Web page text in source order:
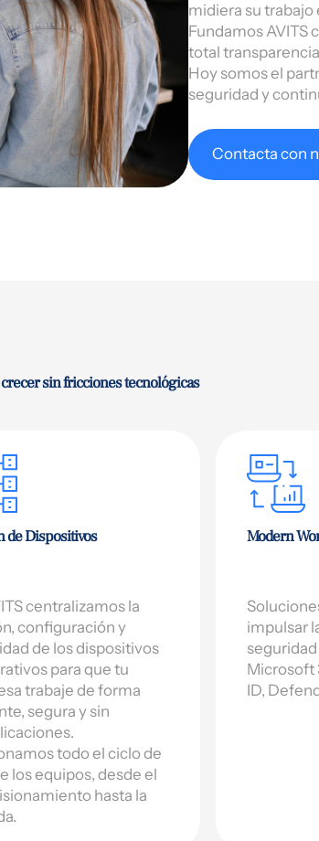
midiera su trabajo
Fundamos AVITS
total
Hoy somos el
seguridad y
Contacta con
sin fricciones tecnológicas
de Dispositivos
centralizamos la
configuración y
de los dispositivos
para que tu
trabaje de forma
segura y sin
todo el ciclo de
los equipos, desde el
hasta la
Modern
impulsar
Microsoft
ID,